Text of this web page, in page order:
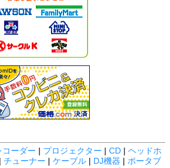
コーダー | プロジェクター | CD | ヘッドホ
| チューナー | ケーブル | DJ機器 | ポータブ